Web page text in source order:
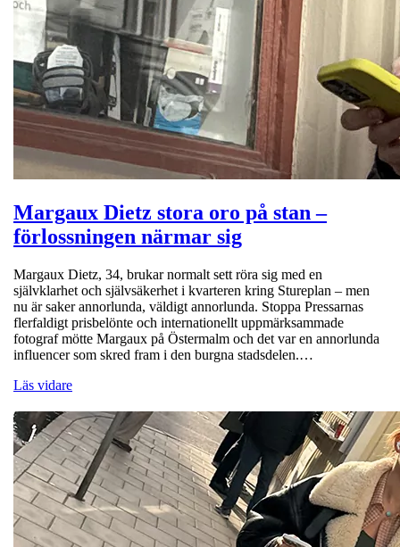
Margaux Dietz stora oro på stan –
förlossningen närmar sig
Margaux Dietz, 34, brukar normalt sett röra sig med en
självklarhet och självsäkerhet i kvarteren kring Stureplan – men
nu är saker annorlunda, väldigt annorlunda. Stoppa Pressarnas
flerfaldigt prisbelönte och internationellt uppmärksammade
fotograf mötte Margaux på Östermalm och det var en annorlunda
influencer som skred fram i den burgna stadsdelen.…
Läs vidare